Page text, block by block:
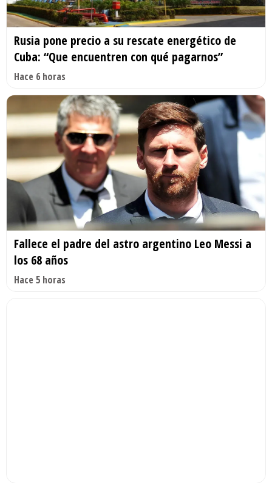
Rusia pone precio a su rescate energético de
Cuba: “Que encuentren con qué pagarnos”
Hace 6 horas
Fallece el padre del astro argentino Leo Messi a
los 68 años
Hace 5 horas